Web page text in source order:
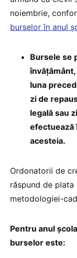
noiembrie,
burselor în anul
Bursele se
luna
zi de
legală sau
efectuează
acesteia.
Ordonatorii de
răspund de
metodologiei-
Pentru anul
burselor este: